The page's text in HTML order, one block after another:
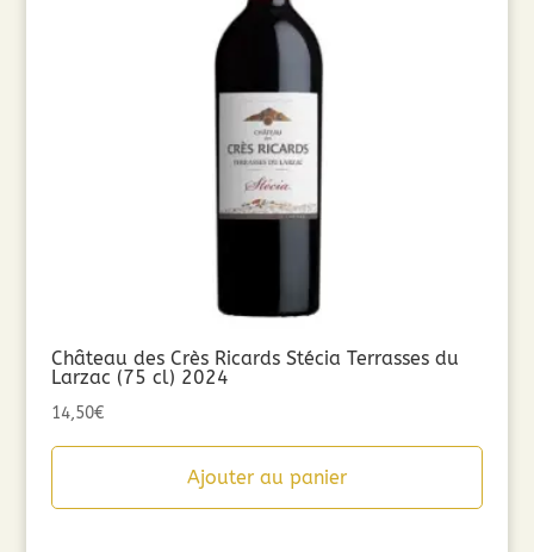
Château des Crès Ricards Stécia Terrasses du
Larzac (75 cl) 2024
14,50€
Ajouter au panier